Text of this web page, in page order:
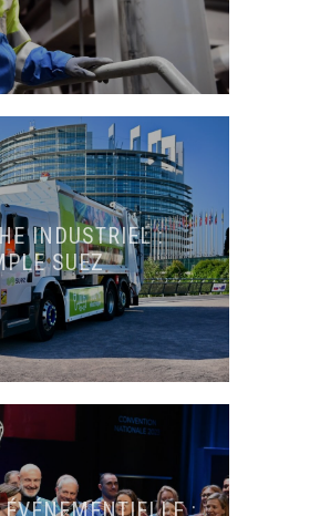
INDUSTRIEL :
SUEZ
: